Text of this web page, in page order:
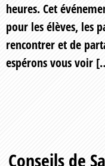
heures. Cet
pour les élèves, les
rencontrer et de
espérons vous voir
Conseils de